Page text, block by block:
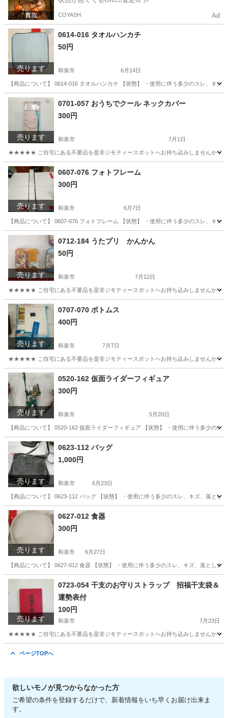
COYASH Ad
売ります
0614-016 タオルハンカチ
50円
和泉市 6月14日
【商品について】 0614-016 タオルハンカチ 【状態】 ・使用に伴う多少のスレ、キ
大阪 和泉市 リユース
売ります
0701-057 おうちでクール ネックカバー
300円
和泉市 7月1日
★★★★★ ご自宅にある不要品を是非ジモティースポットへお持ち込みしませんか？
大阪 和泉市 ファブリック、カバー 現地
売ります
0607-076 フォトフレーム
300円
和泉市 6月7日
【商品について】 0607-076 フォトフレーム 【状態】 ・使用に伴う多少のスレ、キ
大阪 和泉市 リユース
売ります
0712-184 うたプリ かんかん
50円
和泉市 7月12日
★★★★★ ご自宅にある不要品を是非ジモティースポットへお持ち込みしませんか？
大阪 和泉市 うたプリ
売ります
0707-070 ボトムス
400円
和泉市 7月7日
★★★★★ ご自宅にある不要品を是非ジモティースポットへお持ち込みしませんか？
大阪 和泉市 現地
売ります
0520-162 仮面ライダーフィギュア
300円
和泉市 5月20日
【商品について】 0520-162 仮面ライダーフィギュア 【状態】 ・使用に伴う多少の
大阪 和泉市 リユース
売ります
0623-112 バッグ
1,000円
和泉市 6月23日
【商品について】 0623-112 バッグ 【状態】 ・使用に伴う多少のスレ、キズ、落と
大阪 和泉市 リユース
売ります
0627-012 食器
300円
和泉市 6月27日
【商品について】 0627-012 食器 【状態】 ・使用に伴う多少のスレ、キズ、落とし
大阪 和泉市 リユース
売ります
0723-054 干支のお守りストラップ 招福干支袋＆
運勢表付
100円
和泉市 7月23日
★★★★★ ご自宅にある不要品を是非ジモティースポットへお持ち込みしませんか？
ページTOPへ
欲しいモノが見つからなかった方
ご希望の条件を登録するだけで、新着情報をいち早くお届け出来ま
す。